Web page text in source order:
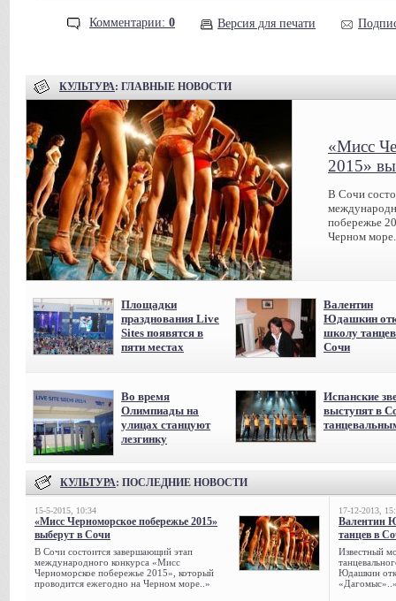
Комментарии: 0 Версия для печати
КУЛЬТУРА: ГЛАВНЫЕ НОВОСТИ
«Мисс
2015»
В Сочи
побережье
Черном
Площадки
празднования Live
Sites появятся в
пяти местах
Валентин
Юдашкин
школу
Сочи
Во время
Олимпиады на
улицах станцуют
лезгинку
Испанские
выступят в
КУЛЬТУРА: ПОСЛЕДНИЕ НОВОСТИ
15-5-2015, 10:34
«Мисс Черноморское побережье 2015»
выберут в Сочи
В Сочи состоится завершающий этап
международного конкурса «Мисс
Черноморское побережье 2015», который
проводится ежегодно на Черном море..»
17-12-2013,
Валентин
танцев в
Известный
Юдашкин